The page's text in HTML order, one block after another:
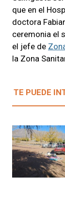
que en el
doctora
ceremonia el
el jefe de
la Zona
TE PUEDE